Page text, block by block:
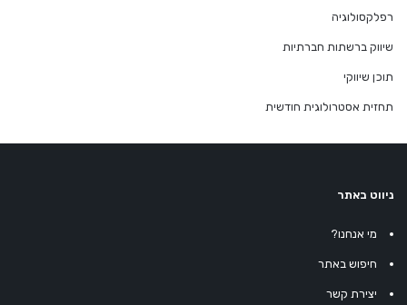
רפלקסולוגיה
שיווק ברשתות חברתיות
תוכן שיווקי
תחזית אסטרולוגית חודשית
ניווט באתר
מי אנחנו?
חיפוש באתר
יצירת קשר